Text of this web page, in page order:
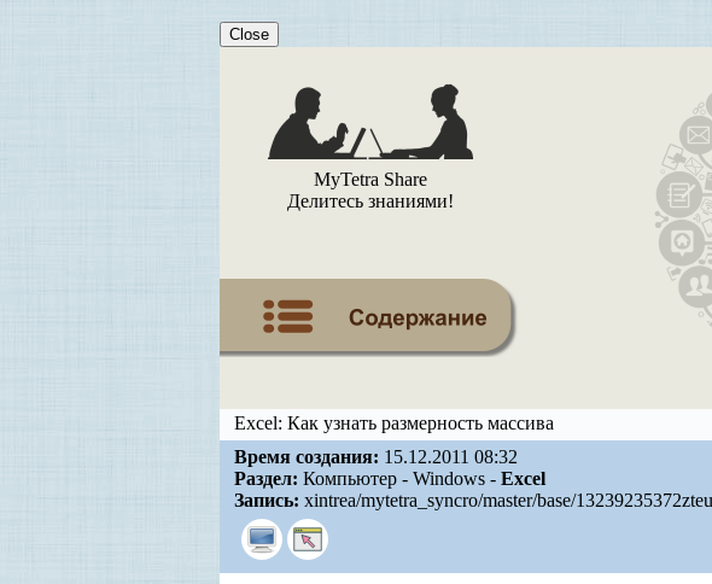
Close
MyTetra Share
Делитесь знаниями!
Excel: Как узнать размерность массива
Время создания: 15.12.2011 08:32
Раздел: Компьютер - Windows - Excel
Запись: xintrea/mytetra_syncro/master/base/